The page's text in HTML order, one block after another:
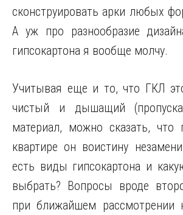
сконструировать арки любых
А уж про разнообразие
гипсокартона я вообще молчу.
Учитывая еще и то, что ГКЛ
чистый и дышащий
материал, можно сказать, что
квартире он воистину
есть виды гипсокартона и
выбрать? Вопросы вроде
при ближайшем рассмотрении